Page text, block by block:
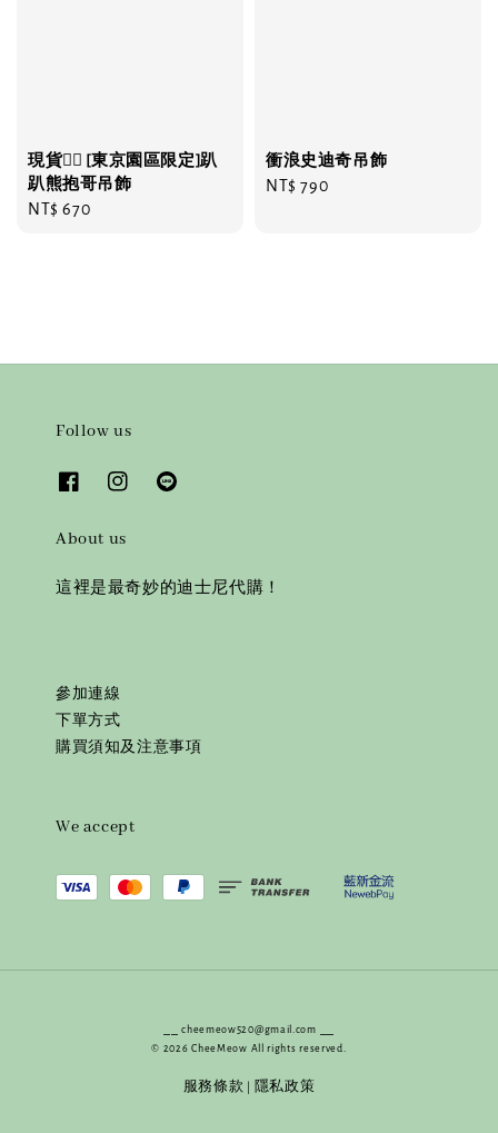
現貨❤️‍🔥 [東京園區限定]趴
趴熊抱哥吊飾
Regular
NT$ 670
衝浪史迪奇吊飾
Regular
NT$ 790
Follow us
About us
這裡是最奇妙的迪士尼代購！
參加連線
下單方式
購買須知及注意事項
We accept
⎯⎯ cheemeow520@gmail.com ⎯⎯
© 2026 CheeMeow All rights reserved.
服務條款 隱私政策